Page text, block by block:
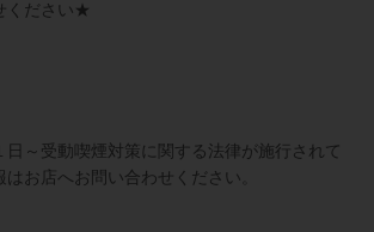
ください★
～受動喫煙対策に関する法律が施行されて
お店へお問い合わせください。